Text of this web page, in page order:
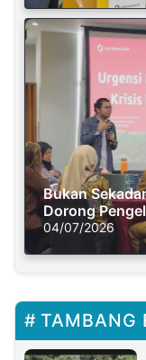
Bukan
Dorong
Solusi Krisis
04/07/2026
TAMBANG